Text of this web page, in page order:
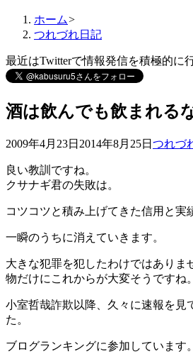
ホーム>
つれづれ日記
最近はTwitterで情報発信を積極的に
酒は飲んでも飲まれる
2009年4月23日 2014年8月25日 つれづ
良い教訓ですね。
クサナギ君の失敗は。
コツコツと積み上げてきた信用と実
一瞬のうちに消えていきます。
大きな犯罪を犯したわけではありま
物だけにこれからが大変そうですね。
小室哲哉詐欺以降、久々に速報を見
た。
ブログランキングに参加しています。